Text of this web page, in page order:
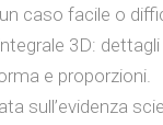
caso facile o
3D: dettagli
e proporzioni.
sull’evidenza